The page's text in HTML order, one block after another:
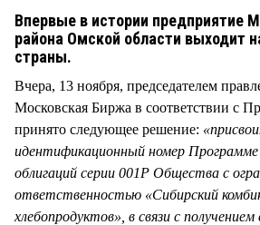
Впервые в истории предприятие
района Омской области выходит
страны.
Вчера, 13 ноября, председателем
Московская Биржа в соответствии с
принято следующее решение:
идентификационный номер
облигаций серии 001P Общества с
ответственностью «Сибирский
хлебопродуктов», в связи с